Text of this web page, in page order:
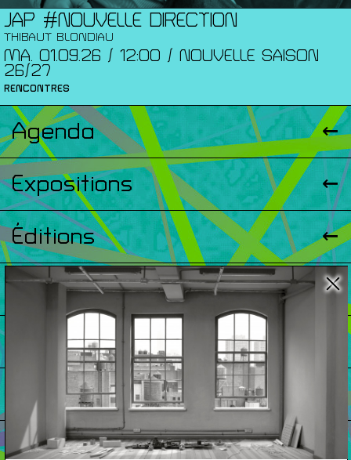
JAP #NOUVELLE DIRECTION
THIBAUT BLONDIAU
MA. 01.09.26 / 12:00 / NOUVELLE SAISON
26/27
RENCONTRES
Agenda
Expositions
Éditions
Artists Print
Podcasts
À Propos
Infos Pratiques